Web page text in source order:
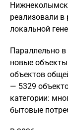
реализовали
локальной
Параллельно
новые
объектов
— 5329
категории:
бытовые